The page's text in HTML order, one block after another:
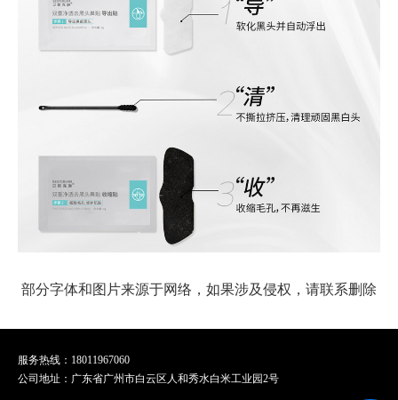
部分字体和图片来源于网络，如果涉及侵权，请联系删除
服务热线：18011967060
公司地址：广东省广州市白云区人和秀水白米工业园2号